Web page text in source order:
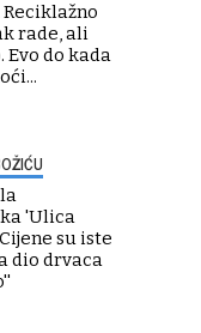
rade, ali
Evo do kada
'Ulica
su iste
dio drvaca